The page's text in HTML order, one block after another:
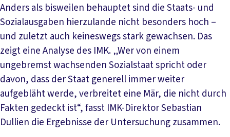
Anders als bisweilen behauptet sind die Staats- und
Sozialausgaben hierzulande nicht besonders hoch –
und zuletzt auch keineswegs stark gewachsen. Das
zeigt eine Analyse des IMK. „Wer von einem
ungebremst wachsenden Sozialstaat spricht oder
davon, dass der Staat generell immer weiter
aufgebläht werde, verbreitet eine Mär, die nicht durch
Fakten gedeckt ist“, fasst IMK-Direktor Sebastian
Dullien die Ergebnisse der Untersuchung zusammen.